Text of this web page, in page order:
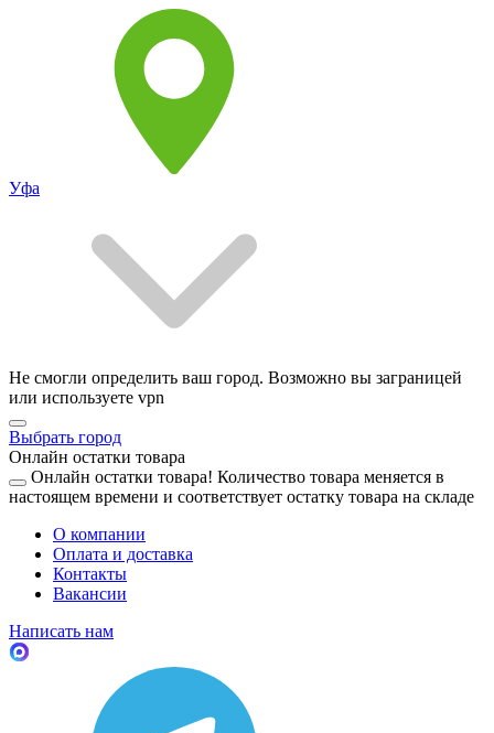
Уфа
Не смогли определить ваш город. Возможно вы заграницей
или используете vpn
Выбрать город
Онлайн остатки товара
Онлайн остатки товара! Количество товара меняется в
настоящем времени и соответствует остатку товара на складе
О компании
Оплата и доставка
Контакты
Вакансии
Написать нам